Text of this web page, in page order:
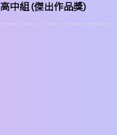
高中組 (傑出作品獎)